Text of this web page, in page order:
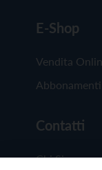
E-Shop
Vendita
Abbonamenti
Contatti
Chi Siamo